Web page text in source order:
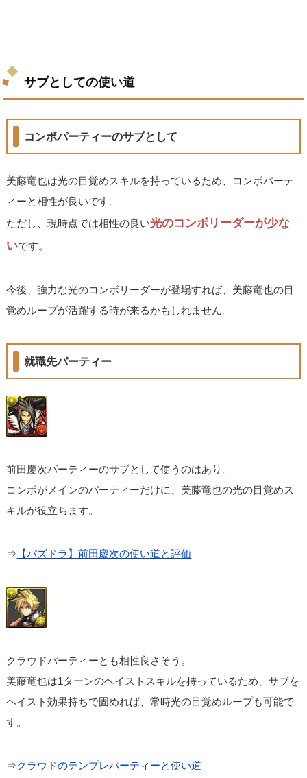
サブとしての使い道
コンボパーティーのサブとして
美藤竜也は光の目覚めスキルを持っているため、コンボパーテ
ィーと相性が良いです。
ただし、現時点では相性の良い光のコンボリーダーが少な
いです。
今後、強力な光のコンボリーダーが登場すれば、美藤竜也の目
覚めループが活躍する時が来るかもしれません。
就職先パーティー
前田慶次パーティーのサブとして使うのはあり。
コンボがメインのパーティーだけに、美藤竜也の光の目覚めス
キルが役立ちます。
⇒ 【パズドラ】前田慶次の使い道と評価
クラウドパーティーとも相性良さそう。
美藤竜也は1ターンのヘイストスキルを持っているため、サブを
ヘイスト効果持ちで固めれば、常時光の目覚めループも可能で
す。
⇒クラウドのテンプレパーティーと使い道